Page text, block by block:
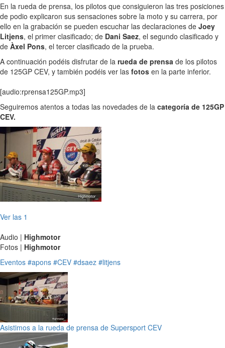
En la rueda de prensa, los pilotos que consiguieron las tres posiciones
de podio explicaron sus sensaciones sobre la moto y su carrera, por
ello en la grabación se pueden escuchar las declaraciones de Joey
Litjens, el primer clasificado; de Dani Saez, el segundo clasificado y
de Àxel Pons, el tercer clasificado de la prueba.
A continuación podéis disfrutar de la rueda de prensa de los pilotos
de 125GP CEV, y también podéis ver las fotos en la parte inferior.
[audio:rprensa125GP.mp3]
Seguiremos atentos a todas las novedades de la categoría de 125GP
CEV.
Ver las 1
Audio | Highmotor
Fotos | Highmotor
Eventos #apons #CEV #dsaez #litjens
Asistimos a la rueda de prensa de Supersport CEV